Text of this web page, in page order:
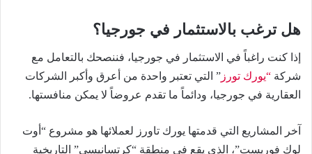
هل ترغب بالاستثمار في جورجيا؟
إذا كنت راغباً في الاستثمار في جورجيا، فننصحك بالتعامل مع
شركة “يورك تورز ” التي تعتبر واحدة من أعرق وأكبر الشركات
العقارية في جورجيا، ودائماً ما تقدم عروضاً لا يمكن منافستها.
آخر المشاريع التي قدمتها يورك تاورز لعملائها هو مشروع “أوت
لوك فوريست”، الذي يقع في منطقة “كرتسانيسي” التاريخية